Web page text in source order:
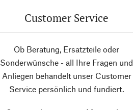
Customer Service
Ob Beratung, Ersatzteile oder
Sonderwünsche - all Ihre Fragen und
Anliegen behandelt unser Customer
Service persönlich und fundiert.